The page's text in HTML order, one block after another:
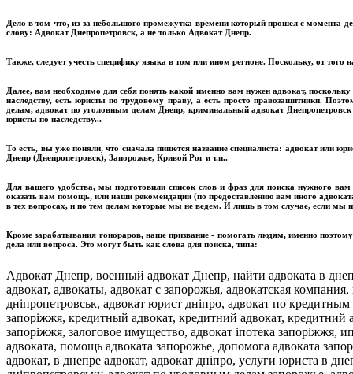
Дело в том что, из-за небольшого промежутка времени который прошел с момента
слову: Адвокат Днепропетровск, а не только Адвокат Днепр.
Также, следует учесть специфику языка в том или ином регионе. Поскольку, от
Далее, вам необходимо для себя понять какой именно вам нужен адвокат,
наследству, есть юристы по трудовому праву, а есть просто правозащитники.
делам, адвокат по уголовным делам Днепр, криминальный адвокат
юристы по наследству...
То есть, вы уже поняли, что сначала пишется название специалиста: адвокат или
Днепр (Днепропетровск), Запорожье, Кривой Рог и т.п..
Для вашего удобства, мы подготовили список слов и фраз для поиска нужного
оказать вам помощь, или наши рекомендации (по предоставлению вам иного
в тех вопросах, и по тем делам которые мы не ведем. И лишь в том случае, если мы
Кроме зарабатывания гонораров, наше призвание - помогать людям, именно
дела или вопроса. Это могут быть как слова для поиска, типа:
Адвокат Днепр, военный адвокат Днепр, найти адвоката в днепре, адвокат днепр, адвокат днепропетровск, адвокат в днепре, адвокат в днепропетровске, адвокаты в днепре, адвокат, адвокаты, адвокат с запорожья, адвокатская компания, юрист запоріжжя, адвокаты отзывы, юрист, днепропетровск адвокат, юрист днепр, адвокат юрист дніпропетровськ, адвокат юрист дніпро, адвокат по кредитным делам, адвокат по кредитним справам, адвокат по кредитным делам запорожье, юрист по кредитним справам запоріжжя, кредитный адвокат, кредитний адвокат, кредитний адвокат днепр, кредитный адвокат днепропетровск, кредитный адвокат запорожье, кредитний адвокат запоріжжя, залоговое имущество, адвокат іпотека запоріжжя, ипотека запорожье, валютні кредити, валютные кредиты, юридические услуги, юридичні послуги, помощь адвоката, помощь адвоката запорожье, допомога адвоката запоріжжя, допомога адвоката, адвокат запоріжжя, адвокат в запоріжжі, адвокати запоріжжя, дніпропетровськ адвокат, в днепре адвокат, адвокат дніпро, услуги юриста в днепропетровске, послуги юриста в дніпропетровську, услуги адвоката в днепропетровске, послуги адвоката в дніпропетровську, адвокат по уголовным делам запорожье, адвокат по кримінальним справам дніпропетровськ, кримінальній адвокат дніпро, кримінальний адвокат запоріжжя, юридическая консультация, юридическая консультация бесплатно, адвокат по разводу, адвокат по алиментам, пенсионный адвокат, бесплатный адвокат, адвокаты днепра, иск образец, адвокат запорожье, адвокат в запорожье, адвокаты в запорожье, адвокаты запорожья, адвокаты запорожье, найти адвоката, найти адвоката в запорожье, Адвокаты Днепр, адвокат Днепр, адвокат Днепропетровск, найти адвоката, адвокат в Днепропетровске, адвокат в Днепре, адвокаты Днепропетровск, адвокат юрист Днепр, адвокаты в Днепропетровске, адвокаты в Днепре, юрист Днепропетровск, юрист Днепр, юрист в Днепропетровске, юрист в Днепре, юристы Днепропетровск, юристы Днепр, юристы в Днепропетровске, юристы в Днепре, услуги адвоката, услуги адвоката Днепропетровск, юридическая консультация, адвокат, юрист, адвокат в Дніпропетровську, адвокат Дніпропетровськ, адвокат Днепропетровск, юрист Днепр, юридические услуги Днепропетровск, найти адвоката в днепре, адвокат днепр, адвокат днепропетровск, адвокат в днепре, адвокат в днепропетровске, адвокаты в днепре, адвокат, адвокаты, адвокат с запорожья, адвокатская компания, юрист запоріжжя, адвокаты отзывы, юрист, днепропетровск адвокат, юрист днепр, адвокат юрист дніпропетровськ, адвокат юрист дніпро, адвокат по кредитным делам, адвокат по кредитним справам, адвокат по кредитным делам запорожье, юрист по кредитним справам запоріжжя, кредитный адвокат, кредитний адвокат, кредитний адвокат днепр, кредитный адвокат днепропетровск, кредитный адвокат запорожье, кредитний адвокат запоріжжя, залоговое имущество, адвокат іпотека запоріжжя, ипотека запорожье, валютні кредити, валютные кредиты, юридические услуги, юридичні послуги, помощь адвоката, помощь адвоката запорожье, допомога адвоката запоріжжя, допомога адвоката, адвокат запоріжжя, адвокат в запоріжжі, адвокати запоріжжя, дніпропетровськ адвокат, в днепре адвокат, адвокат дніпро, услуги юриста в днепропетровске, послуги юриста в дніпропетровську, услуги адвоката в днепропетровске, послуги адвоката в дніпропетровську, адвокат по уголовным делам запорожье, адвокат по кримінальним справам дніпропетровськ, кримінальній адвокат дніпро, кримінальний адвокат запоріжжя, юридическая консультация, юридическая консультация бесплатно, адвокат по разводу, адвокат по алиментам, пенсионный